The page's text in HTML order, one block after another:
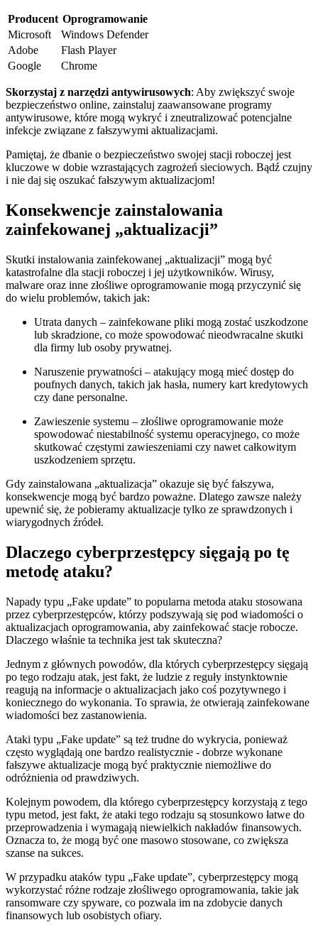
Producent Oprogramowanie
Microsoft
Windows Defender
Adobe
Flash Player
Google
Chrome
Skorzystaj z narzędzi antywirusowych: Aby zwiększyć swoje
bezpieczeństwo online, zainstaluj zaawansowane programy
antywirusowe, które mogą wykryć i​ zneutralizować potencjalne
infekcje związane z fałszywymi aktualizacjami.
Pamiętaj, że dbanie o bezpieczeństwo swojej stacji ⁢roboczej jest
kluczowe w dobie wzrastających zagrożeń ⁢sieciowych. Bądź czujny
i‌ nie daj się oszukać⁢ fałszywym aktualizacjom!
Konsekwencje zainstalowania
zainfekowanej ‌„aktualizacji”
Skutki instalowania zainfekowanej „aktualizacji” mogą być
katastrofalne ⁣dla stacji⁣ roboczej i jej użytkowników. Wirusy,⁣
malware ⁢oraz inne złośliwe ⁤oprogramowanie mogą przyczynić się
do wielu problemów, takich jak:
Utrata danych – zainfekowane pliki mogą zostać uszkodzone
lub skradzione, co może spowodować nieodwracalne skutki
dla firmy lub osoby prywatnej.
Naruszenie prywatności – atakujący mogą⁤ mieć dostęp do
poufnych danych, takich jak hasła, numery kart kredytowych⁢
czy dane personalne.
Zawieszenie ⁢systemu – złośliwe ⁤oprogramowanie może⁣
spowodować niestabilność systemu operacyjnego, co może
skutkować ⁣częstymi zawieszeniami czy nawet ‌całkowitym
uszkodzeniem sprzętu.
Gdy ⁢zainstalowana „aktualizacja” okazuje się być fałszywa,
konsekwencje mogą być bardzo poważne. Dlatego zawsze​ należy
upewnić się, że pobieramy aktualizacje tylko ze sprawdzonych i
wiarygodnych źródeł.
Dlaczego cyberprzestępcy‌ sięgają po tę
metodę ataku?
Napady typu „Fake update” to popularna⁣ metoda ataku ⁣stosowana⁣
przez cyberprzestępców, którzy podszywają się pod wiadomości o
aktualizacjach⁢ oprogramowania, aby zainfekować stacje robocze.
Dlaczego właśnie ta technika jest tak skuteczna?
Jednym z głównych powodów, dla których‌ cyberprzestępcy sięgają
po tego rodzaju atak, jest fakt, że ludzie z reguły instynktownie
reagują na informacje o aktualizacjach jako​ coś pozytywnego i
koniecznego do wykonania. To sprawia, że otwierają zainfekowane
‌wiadomości bez zastanowienia.
Ataki typu „Fake update”⁢ są też trudne do wykrycia, ponieważ
często wyglądają one bardzo realistycznie ⁣- dobrze wykonane
fałszywe aktualizacje mogą być praktycznie niemożliwe do
odróżnienia od prawdziwych.
Kolejnym powodem, dla którego cyberprzestępcy korzystają z tego
typu‍ metod, jest fakt, że ataki tego rodzaju są stosunkowo‍ łatwe do
przeprowadzenia i wymagają ⁣niewielkich nakładów finansowych.
Oznacza to,​ że mogą być one masowo stosowane, co zwiększa
szanse na sukces.
W ‍przypadku⁣ ataków typu „Fake update”, cyberprzestępcy mogą ​
wykorzystać różne rodzaje złośliwego oprogramowania, takie jak
ransomware czy spyware, co pozwala im na zdobycie danych
finansowych ‌lub osobistych ofiary.